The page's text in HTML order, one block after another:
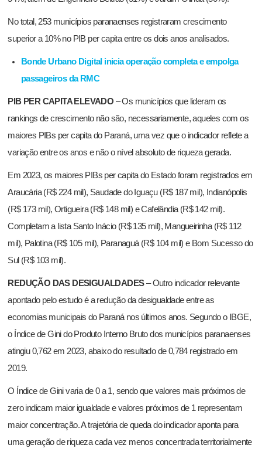
No total, 253 municípios paranaenses registraram crescimento
superior a 10% no PIB per capita entre os dois anos analisados.
Bonde Urbano Digital inicia operação completa e empolga
passageiros da RMC
PIB PER CAPITA ELEVADO – Os municípios que lideram os
rankings de crescimento não são, necessariamente, aqueles com os
maiores PIBs per capita do Paraná, uma vez que o indicador reflete a
variação entre os anos e não o nível absoluto de riqueza gerada.
Em 2023, os maiores PIBs per capita do Estado foram registrados em
Araucária (R$ 224 mil), Saudade do Iguaçu (R$ 187 mil), Indianópolis
(R$ 173 mil), Ortigueira (R$ 148 mil) e Cafelândia (R$ 142 mil).
Completam a lista Santo Inácio (R$ 135 mil), Mangueirinha (R$ 112
mil), Palotina (R$ 105 mil), Paranaguá (R$ 104 mil) e Bom Sucesso do
Sul (R$ 103 mil).
REDUÇÃO DAS DESIGUALDADES– Outro indicador relevante
apontado pelo estudo é a redução da desigualdade entre as
economias municipais do Paraná nos últimos anos. Segundo o IBGE,
o Índice de Gini do Produto Interno Bruto dos municípios paranaenses
atingiu 0,762 em 2023, abaixo do resultado de 0,784 registrado em
2019.
O Índice de Gini varia de 0 a 1, sendo que valores mais próximos de
zero indicam maior igualdade e valores próximos de 1 representam
maior concentração. A trajetória de queda do indicador aponta para
uma geração de riqueza cada vez menos concentrada territorialmente